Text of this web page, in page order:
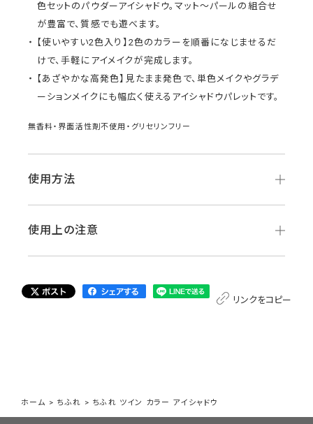
色セットのパウダーアイシャドウ。マット～パールの組合せ
が豊富で、質感でも遊べます。
【使いやすい2色入り】2色のカラーを順番になじませるだ
けで、手軽にアイメイクが完成します。
【あざやかな高発色】見たまま発色で、単色メイクやグラデ
ーションメイクにも幅広く使えるアイシャドウパレットです。
無香料・界面活性剤不使用・グリセリンフリー
使用方法
使用上の注意
リンクをコピー
ホーム > ちふれ > ちふれ ツイン カラー アイシャドウ